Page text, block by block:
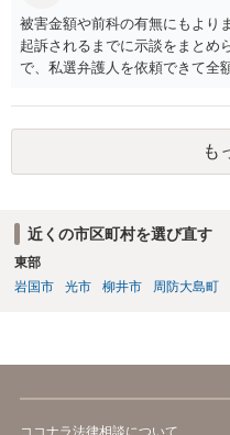
被害金額や前科の有無にもより
起訴されるまでに示談をまとめ
で、私選弁護人を依頼できて全
めいたします。起訴されてしま
て高いので、被害金額はさほど
あり得る事案なのであれば、起
もちろん国選弁護人であっても
り、示談をまとめられる可能性
思われます。
も
近くの市区町村を選び直す
東部
岩国市
光市 柳井市 周防大島町
ココナラ法律相談について